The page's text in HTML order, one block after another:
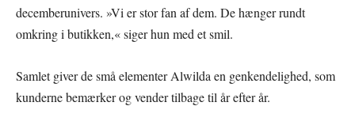
decemberunivers. »Vi er stor fan af dem. De hænger rundt
omkring i butikken,« siger hun med et smil.
Samlet giver de små elementer Alwilda en genkendelighed, som
kunderne bemærker og vender tilbage til år efter år.